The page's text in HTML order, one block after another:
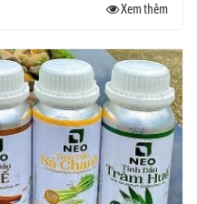
Xem thêm